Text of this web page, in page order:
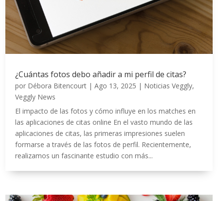
¿Cuántas fotos debo añadir a mi perfil de citas?
por Débora Bitencourt |Ago 13, 2025 | Noticias Veggly,
Veggly News
El impacto de las fotos y cómo influye en los matches en
las aplicaciones de citas online En el vasto mundo de las
aplicaciones de citas, las primeras impresiones suelen
formarse a través de las fotos de perfil. Recientemente,
realizamos un fascinante estudio con más...